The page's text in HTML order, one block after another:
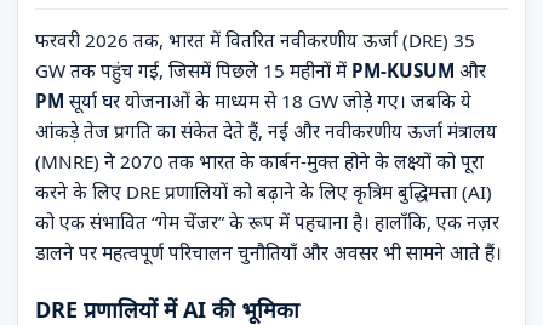
फरवरी 2026 तक, भारत में वितरित नवीकरणीय ऊर्जा (DRE) 35
GW तक पहुंच गई, जिसमें पिछले 15 महीनों में PM-KUSUM और
PM सूर्या घर योजनाओं के माध्यम से 18 GW जोड़े गए। जबकि ये
आंकड़े तेज प्रगति का संकेत देते हैं, नई और नवीकरणीय ऊर्जा मंत्रालय
(MNRE) ने 2070 तक भारत के कार्बन-मुक्त होने के लक्ष्यों को पूरा
करने के लिए DRE प्रणालियों को बढ़ाने के लिए कृत्रिम बुद्धिमत्ता (AI)
को एक संभावित “गेम चेंजर” के रूप में पहचाना है। हालाँकि, एक नज़र
डालने पर महत्वपूर्ण परिचालन चुनौतियाँ और अवसर भी सामने आते हैं।
DRE प्रणालियों में AI की भूमिका